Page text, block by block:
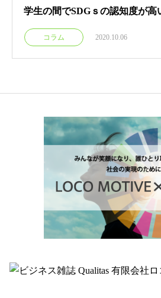
学生の間でSDGｓの認知度が高
コラム 2020.10.06